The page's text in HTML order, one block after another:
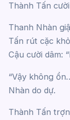
Thành Tấn
Thanh Nhàn
Tấn rút cặc
Cậu cười dâm:
“Vậy không
Nhàn do dự.
Thành Tấn